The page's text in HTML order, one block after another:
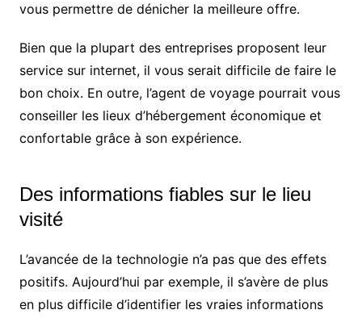
vous permettre de dénicher la meilleure offre.
Bien que la plupart des entreprises proposent leur
service sur internet, il vous serait difficile de faire le
bon choix. En outre, l’agent de voyage pourrait vous
conseiller les lieux d’hébergement économique et
confortable grâce à son expérience.
Des informations fiables sur le lieu
visité
L’avancée de la technologie n’a pas que des effets
positifs. Aujourd’hui par exemple, il s’avère de plus
en plus difficile d’identifier les vraies informations